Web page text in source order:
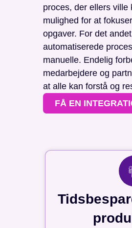
proces, der ellers
mulighed for at
opgaver. For det
automatiserede
manuelle. Endelig
medarbejdere og
at alle kan forstå og
FÅ EN